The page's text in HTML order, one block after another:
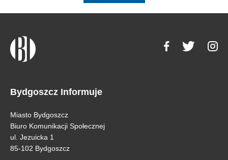
Bydgoszcz Informuje
Miasto Bydgoszcz
Biuro Komunikacji Społecznej
ul. Jezuicka 1
85-102 Bydgoszcz